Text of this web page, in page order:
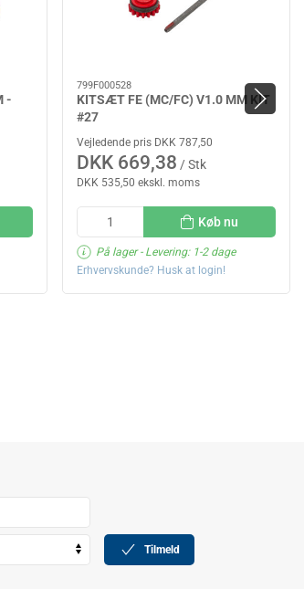
-
799F000528
KITSÆT FE (MC/FC) V1.0 MM KIT
#27
Vejledende pris DKK 787,50
DKK 669,38 / Stk
DKK 535,50 ekskl. moms
Køb nu
På lager- Levering: 1-2 dage
Erhvervskunde? Husk at login!
Tilmeld